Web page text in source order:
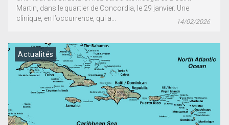
Martin, dans le quartier de Concordia, le 29 janvier. Une
clinique, en l’occurrence, qui a...
14/02/2026
Actualités